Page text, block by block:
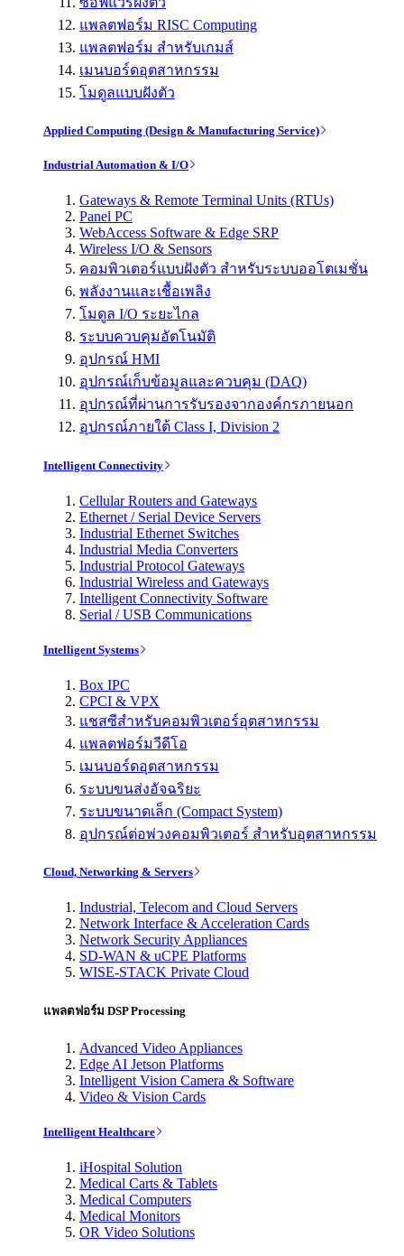
แพลตฟอร์ม RISC Computing
แพลตฟอร์ม สำหรับเกมส์
เมนบอร์ดอุตสาหกรรม
โมดูลแบบฝังตัว
Applied Computing (Design & Manufacturing Service)
Industrial Automation & I/O
Gateways & Remote Terminal Units (RTUs)
Panel PC
WebAccess Software & Edge SRP
Wireless I/O & Sensors
คอมพิวเตอร์แบบฝังตัว สำหรับระบบออโตเมชั่น
พลังงานและเชื้อเพลิง
โมดูล I/O ระยะไกล
ระบบควบคุมอัตโนมัติ
อุปกรณ์ HMI
อุปกรณ์เก็บข้อมูลและควบคุม (DAQ)
อุปกรณ์ที่ผ่านการรับรองจากองค์กรภายนอก
อุปกรณ์ภายใต้ Class I, Division 2
Intelligent Connectivity
Cellular Routers and Gateways
Ethernet / Serial Device Servers
Industrial Ethernet Switches
Industrial Media Converters
Industrial Protocol Gateways
Industrial Wireless and Gateways
Intelligent Connectivity Software
Serial / USB Communications
Intelligent Systems
Box IPC
CPCI & VPX
แชสซีสำหรับคอมพิวเตอร์อุตสาหกรรม
แพลตฟอร์มวีดีโอ
เมนบอร์ดอุตสาหกรรม
ระบบขนส่งอัจฉริยะ
ระบบขนาดเล็ก (Compact System)
อุปกรณ์ต่อพ่วงคอมพิวเตอร์ สำหรับอุตสาหกรรม
Cloud, Networking & Servers
Industrial, Telecom and Cloud Servers
Network Interface & Acceleration Cards
Network Security Appliances
SD-WAN & uCPE Platforms
WISE-STACK Private Cloud
แพลตฟอร์ม DSP Processing
Advanced Video Appliances
Edge AI Jetson Platforms
Intelligent Vision Camera & Software
Video & Vision Cards
Intelligent Healthcare
iHospital Solution
Medical Carts & Tablets
Medical Computers
Medical Monitors
OR Video Solutions